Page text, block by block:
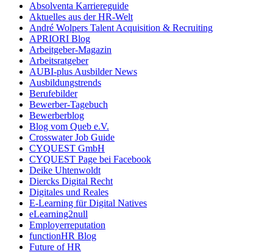
Absolventa Karriereguide
Aktuelles aus der HR-Welt
André Wolpers Talent Acquisition & Recruiting
APRIORI Blog
Arbeitgeber-Magazin
Arbeitsratgeber
AUBI-plus Ausbilder News
Ausbildungstrends
Berufebilder
Bewerber-Tagebuch
Bewerberblog
Blog vom Queb e.V.
Crosswater Job Guide
CYQUEST GmbH
CYQUEST Page bei Facebook
Deike Uhtenwoldt
Diercks Digital Recht
Digitales und Reales
E-Learning für Digital Natives
eLearning2null
Employerreputation
functionHR Blog
Future of HR